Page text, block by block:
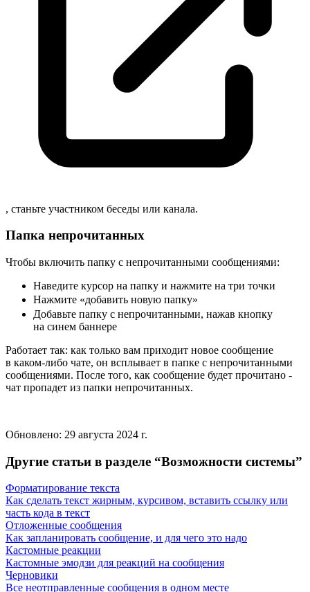
, станьте участником беседы или канала.
Папка непрочитанных
Чтобы включить папку с непрочитанными сообщениями:
Наведите курсор на папку и нажмите на три точки
Нажмите «добавить новую папку»
Добавьте папку с непрочитанными, нажав кнопку
на синем баннере
Работает так: как только вам приходит новое сообщение
в каком-либо чате, он всплывает в папке с непрочитанными
сообщениями. После того, как сообщение будет прочитано -
чат пропадет из папки непрочитанных.
Обновлено: 29 августа 2024 г.
Другие статьи в разделе “Возможности системы”
Форматирование текста
Как сделать текст жирным, курсивом, вставить ссылку или
часть кода в текст
Отложенные сообщения
Как запланировать сообщение, и для чего это надо
Кастомные реакции
Кастомные эмодзи для реакций на сообщения
Черновики
Все неотправленные сообщения в одном месте